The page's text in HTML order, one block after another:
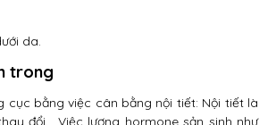
trong
cục bằng việc cân bằng nội tiết: Nội tiết là
đổi. Việc lượng hormone sản sinh như